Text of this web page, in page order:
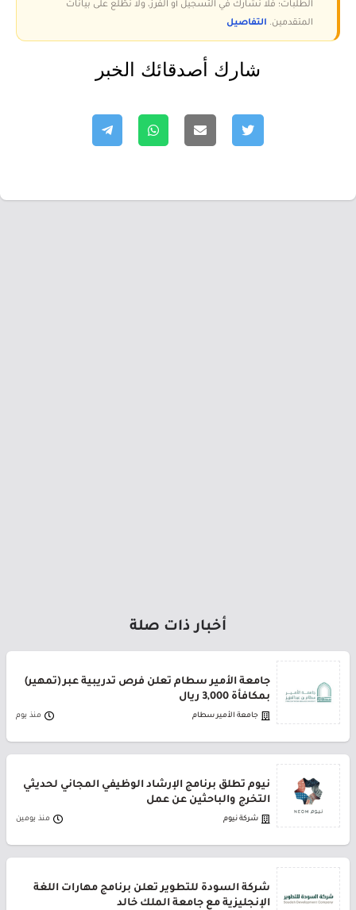
الطلبات؛ فلا نشارك في التسجيل أو الفرز، ولا نطّلع على بيانات
المتقدمين. التفاصيل
شارك أصدقائك الخبر
أخبار ذات صلة
جامعة الأمير سطام تعلن فرص تدريبية عبر (تمهير)
بمكافأة 3,000 ريال
جامعة الأمير سطام منذ يوم
نيوم تطلق برنامج الإرشاد الوظيفي المجاني لحديثي
التخرج والباحثين عن عمل
شركة نيوم منذ يومين
شركة السودة للتطوير تعلن برنامج مهارات اللغة
الإنجليزية مع جامعة الملك خالد